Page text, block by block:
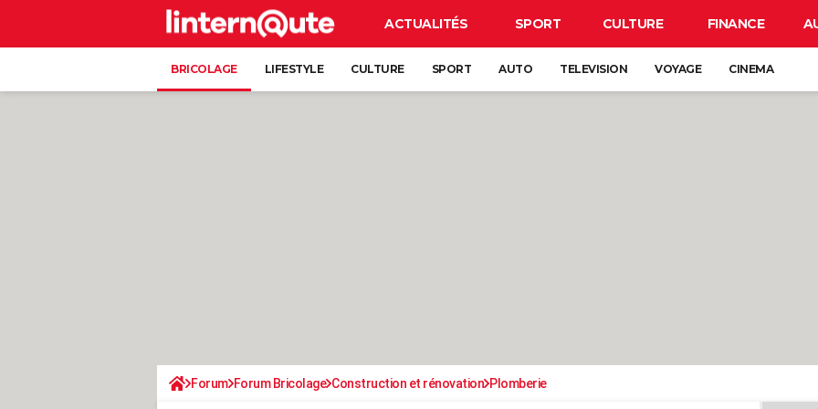
ACTUALITÉS SPORT CULTURE FINANCE
BRICOLAGE LIFESTYLE CULTURE SPORT AUTO TELEVISION VOYAGE CINEMA
Forum Forum Bricolage Construction et rénovation Plomberie